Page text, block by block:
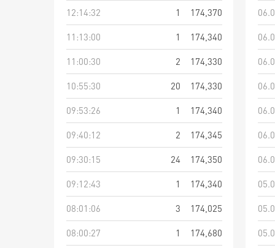
12:14:32
1
174,370
11:13:00
1
174,340
11:00:30
2
174,330
10:55:30
20
174,330
09:53:26
1
174,340
09:40:12
2
174,345
09:30:15
24
174,350
09:12:43
1
174,340
08:01:06
3
174,025
08:00:27
1
174,680